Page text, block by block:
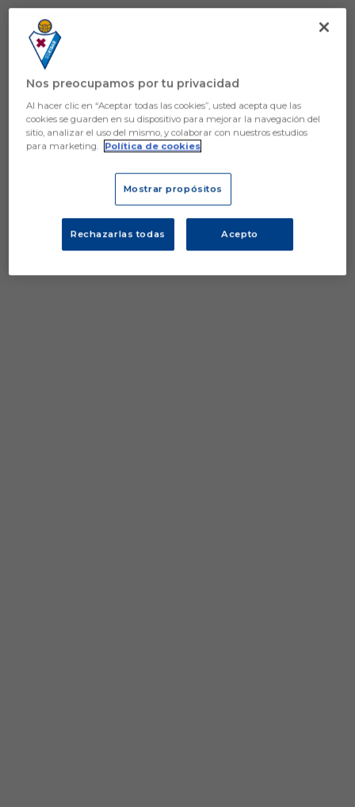
Nos preocupamos por tu privacidad
Al hacer clic en “Aceptar todas las cookies”, usted acepta que las
cookies se guarden en su dispositivo para mejorar la navegación del
sitio, analizar el uso del mismo, y colaborar con nuestros estudios
para marketing.
Política de cookies
Mostrar propósitos
Rechazarlas todas Acepto